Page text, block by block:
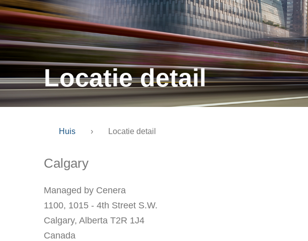
Locatie detail
Huis › Locatie detail
Calgary
Managed by Cenera
1100, 1015 - 4th Street S.W.
Calgary, Alberta T2R 1J4
Canada